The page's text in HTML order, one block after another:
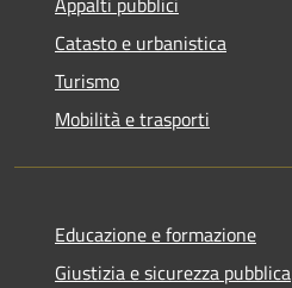
Catasto e urbanistica
Turismo
Mobilità e trasporti
Educazione e formazione
Giustizia e sicurezza pubblica